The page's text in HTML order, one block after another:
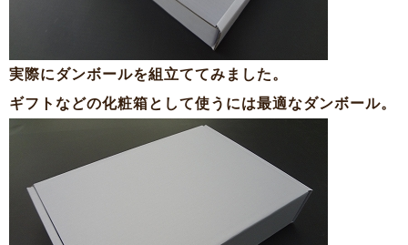
実際にダンボールを組立ててみました。
ギフトなどの化粧箱として使うには最適なダンボール。